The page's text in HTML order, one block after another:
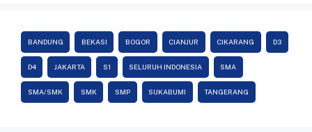
BANDUNG BEKASI BOGOR CIANJUR CIKARANG D3
D4 JAKARTA S1 SELURUH INDONESIA SMA
SMA/SMK SMK SMP SUKABUMI TANGERANG